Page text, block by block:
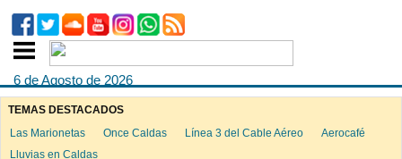
6 de Agosto de 2026
TEMAS DESTACADOS
Las Marionetas
Once Caldas Línea 3 del Cable Aéreo
Aerocafé
Lluvias en Caldas